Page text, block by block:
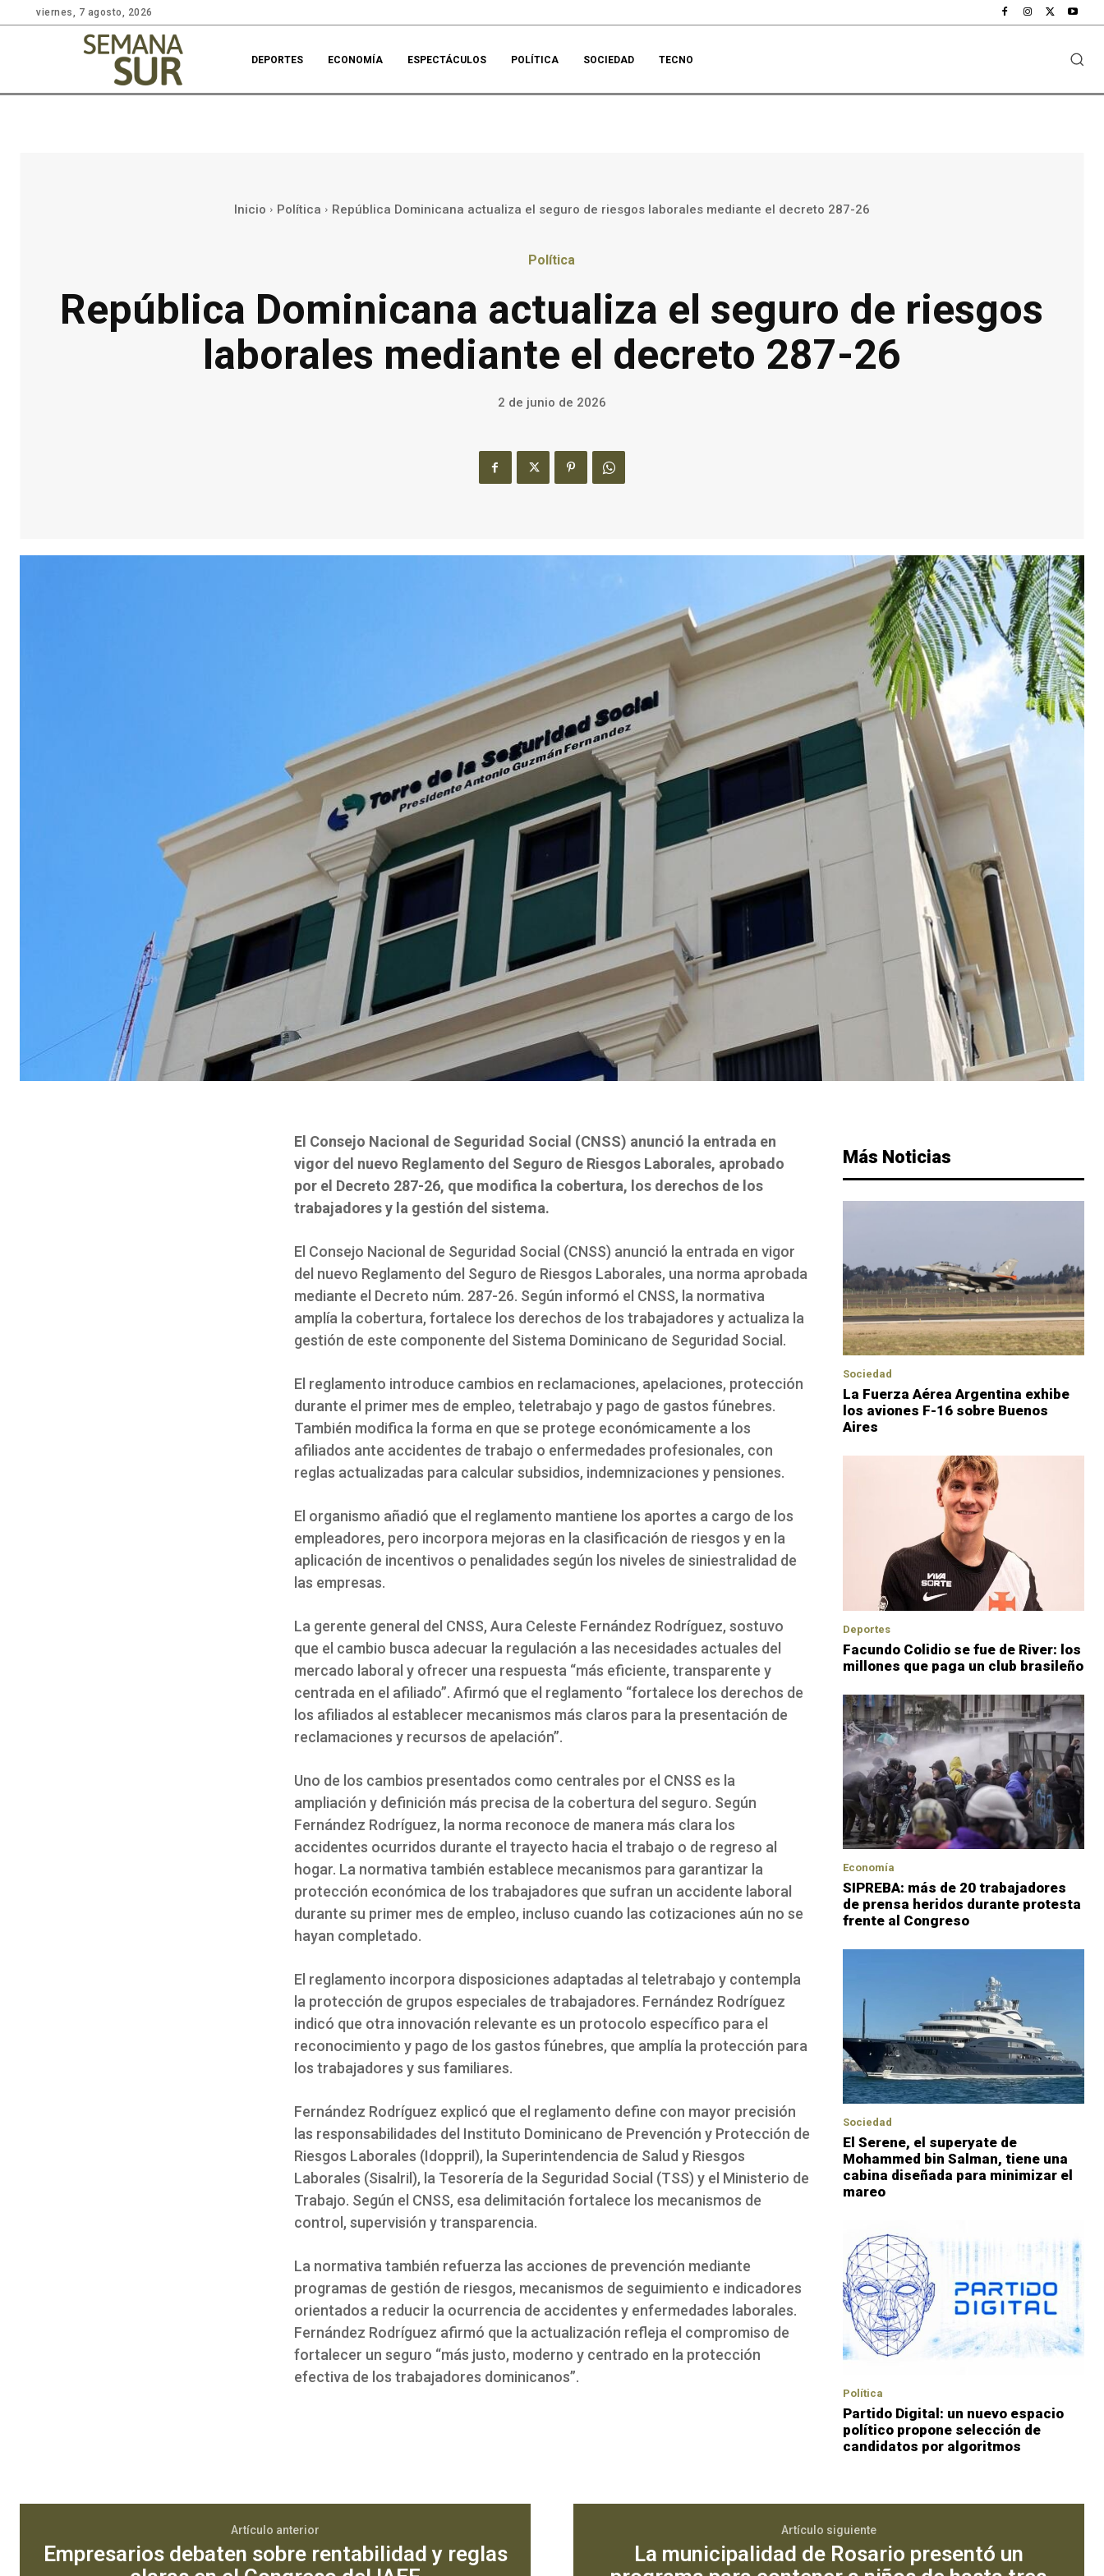
viernes, 7 agosto, 2026
DEPORTES ECONOMÍA ESPECTÁCULOS POLÍTICA SOCIEDAD TECNO
Inicio Política República Dominicana actualiza el seguro de riesgos laborales mediante el decreto 287-26
Política
República Dominicana actualiza el seguro de riesgos
laborales mediante el decreto 287-26
2 de junio de 2026
El Consejo Nacional de Seguridad Social (CNSS) anunció la entrada en
vigor del nuevo Reglamento del Seguro de Riesgos Laborales, aprobado
por el Decreto 287-26, que modifica la cobertura, los derechos de los
trabajadores y la gestión del sistema.
El Consejo Nacional de Seguridad Social (CNSS) anunció la entrada en vigor
del nuevo Reglamento del Seguro de Riesgos Laborales, una norma aprobada
mediante el Decreto núm. 287-26. Según informó el CNSS, la normativa
amplía la cobertura, fortalece los derechos de los trabajadores y actualiza la
gestión de este componente del Sistema Dominicano de Seguridad Social.
El reglamento introduce cambios en reclamaciones, apelaciones, protección
durante el primer mes de empleo, teletrabajo y pago de gastos fúnebres.
También modifica la forma en que se protege económicamente a los
afiliados ante accidentes de trabajo o enfermedades profesionales, con
reglas actualizadas para calcular subsidios, indemnizaciones y pensiones.
El organismo añadió que el reglamento mantiene los aportes a cargo de los
empleadores, pero incorpora mejoras en la clasificación de riesgos y en la
aplicación de incentivos o penalidades según los niveles de siniestralidad de
las empresas.
La gerente general del CNSS, Aura Celeste Fernández Rodríguez, sostuvo
que el cambio busca adecuar la regulación a las necesidades actuales del
mercado laboral y ofrecer una respuesta “más eficiente, transparente y
centrada en el afiliado”. Afirmó que el reglamento “fortalece los derechos de
los afiliados al establecer mecanismos más claros para la presentación de
reclamaciones y recursos de apelación”.
Uno de los cambios presentados como centrales por el CNSS es la
ampliación y definición más precisa de la cobertura del seguro. Según
Fernández Rodríguez, la norma reconoce de manera más clara los
accidentes ocurridos durante el trayecto hacia el trabajo o de regreso al
hogar. La normativa también establece mecanismos para garantizar la
protección económica de los trabajadores que sufran un accidente laboral
durante su primer mes de empleo, incluso cuando las cotizaciones aún no se
hayan completado.
El reglamento incorpora disposiciones adaptadas al teletrabajo y contempla
la protección de grupos especiales de trabajadores. Fernández Rodríguez
indicó que otra innovación relevante es un protocolo específico para el
reconocimiento y pago de los gastos fúnebres, que amplía la protección para
los trabajadores y sus familiares.
Fernández Rodríguez explicó que el reglamento define con mayor precisión
las responsabilidades del Instituto Dominicano de Prevención y Protección de
Riesgos Laborales (Idoppril), la Superintendencia de Salud y Riesgos
Laborales (Sisalril), la Tesorería de la Seguridad Social (TSS) y el Ministerio de
Trabajo. Según el CNSS, esa delimitación fortalece los mecanismos de
control, supervisión y transparencia.
La normativa también refuerza las acciones de prevención mediante
programas de gestión de riesgos, mecanismos de seguimiento e indicadores
orientados a reducir la ocurrencia de accidentes y enfermedades laborales.
Fernández Rodríguez afirmó que la actualización refleja el compromiso de
fortalecer un seguro “más justo, moderno y centrado en la protección
efectiva de los trabajadores dominicanos”.
Más Noticias
Sociedad
La Fuerza Aérea Argentina exhibe
los aviones F-16 sobre Buenos
Aires
Deportes
Facundo Colidio se fue de River: los
millones que paga un club brasileño
Economía
SIPREBA: más de 20 trabajadores
de prensa heridos durante protesta
frente al Congreso
Sociedad
El Serene, el superyate de
Mohammed bin Salman, tiene una
cabina diseñada para minimizar el
mareo
Política
Partido Digital: un nuevo espacio
político propone selección de
candidatos por algoritmos
Artículo anterior
Empresarios debaten sobre rentabilidad y reglas
Artículo siguiente
La municipalidad de Rosario presentó un